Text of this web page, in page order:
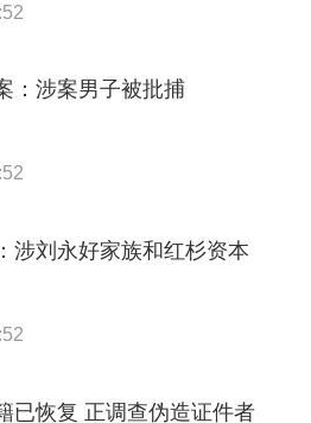
：涉案男子被批捕
涉刘永好家族和红杉资本
已恢复 正调查伪造证件者